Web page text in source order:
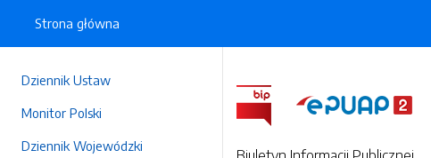
Dziennik Ustaw
Monitor Polski
Dziennik Wojewódzki
Strona główna